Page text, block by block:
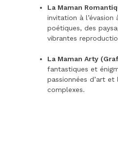
La Maman
invitation à l’évasion
poétiques, des
vibrantes
La Maman Arty
fantastiques et
passionnées d’art
complexes.